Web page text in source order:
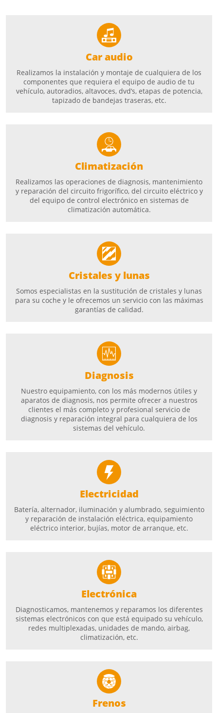
Car audio
Realizamos la instalación y montaje de cualquiera de los
componentes que requiera el equipo de audio de tu
vehículo, autoradios, altavoces, dvd’s, etapas de potencia,
tapizado de bandejas traseras, etc.
Climatización
Realizamos las operaciones de diagnosis, mantenimiento
y reparación del circuito frigorífico, del circuito eléctrico y
del equipo de control electrónico en sistemas de
climatización automática.
Cristales y lunas
Somos especialistas en la sustitución de cristales y lunas
para su coche y le ofrecemos un servicio con las máximas
garantías de calidad.
Diagnosis
Nuestro equipamiento, con los más modernos útiles y
aparatos de diagnosis, nos permite ofrecer a nuestros
clientes el más completo y profesional servicio de
diagnosis y reparación integral para cualquiera de los
sistemas del vehículo.
Electricidad
Batería, alternador, iluminación y alumbrado, seguimiento
y reparación de instalación eléctrica, equipamiento
eléctrico interior, bujías, motor de arranque, etc.
Electrónica
Diagnosticamos, mantenemos y reparamos los diferentes
sistemas electrónicos con que está equipado su vehículo,
redes multiplexadas, unidades de mando, airbag,
climatización, etc.
Frenos